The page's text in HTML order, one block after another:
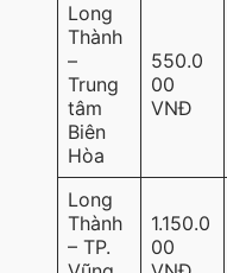
Long
Thành
–
Trung
tâm
Biên
Hòa
550.0
00
VNĐ
Long
Thành
– TP.
1.150.0
00